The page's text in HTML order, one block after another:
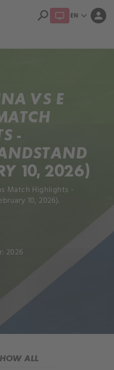
search EN expand_more person
VS E
-
10, 2026)
Match Highlights -
10, 2026).
2026
ALL